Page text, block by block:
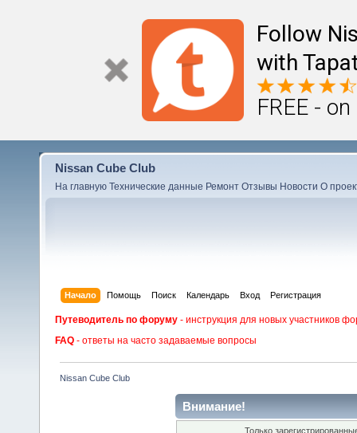
Follow
with
FREE -
Nissan Cube Club
На главную Технические данные Ремонт Отзывы Новости О
Начало Помощь Поиск Календарь Вход Регистрация
Путеводитель по форуму - инструкция для новых участников
FAQ - ответы на часто задаваемые вопросы
Nissan Cube Club
Внимание!
Только